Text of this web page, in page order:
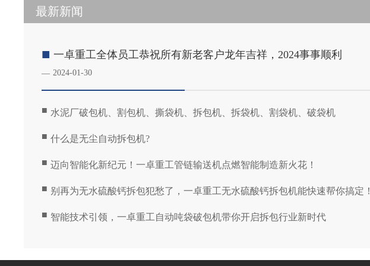
最新新闻
■ 一卓重工全体员工恭祝所有新老客户龙年吉祥，2024事事顺利
— 2024-01-30
■ 水泥厂破包机、割包机、撕袋机、拆包机、拆袋机、割袋机、破袋机
■ 什么是无尘自动拆包机?
■ 迈向智能化新纪元！一卓重工管链输送机点燃智能制造新火花！
■ 别再为无水硫酸钙拆包犯愁了，一卓重工无水硫酸钙拆包机能快速帮你搞定！
■ 智能技术引领，一卓重工自动吨袋破包机带你开启拆包行业新时代